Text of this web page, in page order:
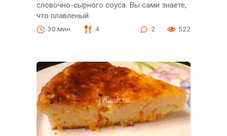
словочно-сырного соуса. Вы сами знаете,
что плавленый
30 мин. 4 2 522